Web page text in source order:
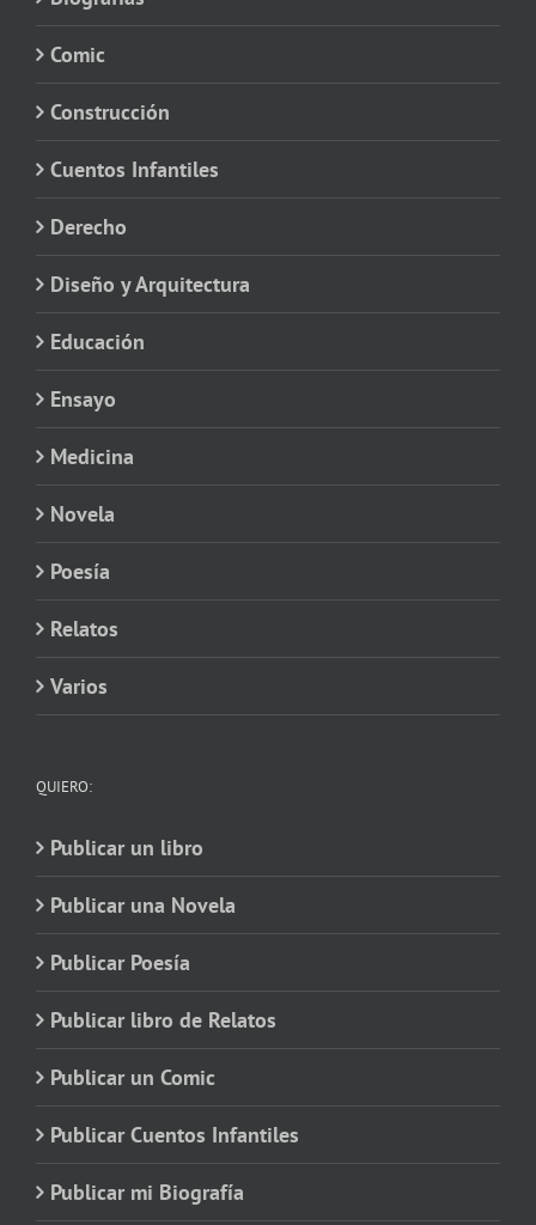
Comic
Construcción
Cuentos Infantiles
Derecho
Diseño y Arquitectura
Educación
Ensayo
Medicina
Novela
Poesía
Relatos
Varios
QUIERO:
Publicar un libro
Publicar una Novela
Publicar Poesía
Publicar libro de Relatos
Publicar un Comic
Publicar Cuentos Infantiles
Publicar mi Biografía